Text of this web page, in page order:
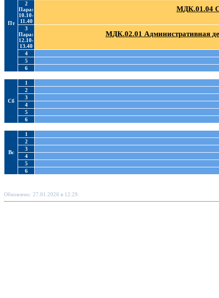
Пт
2
Пара:
10.10-
11.40
МДК.01.04
3
Пара:
12.10-
13.40
МДК.02.01 Административная
4
5
6
Сб
1
2
3
4
5
6
Вс
1
2
3
4
5
6
Обновлено: 27.01.2026 в 12:29.